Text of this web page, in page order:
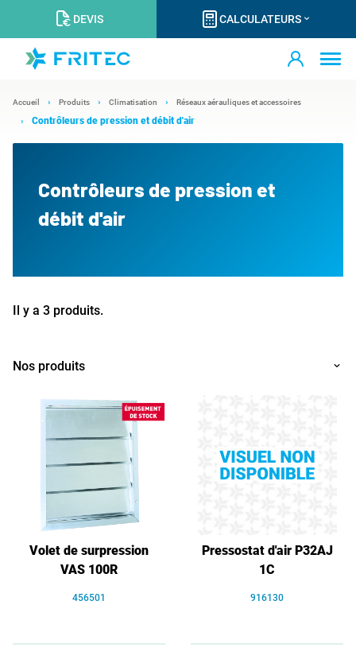
DEVIS CALCULATEURS
Accueil Produits Climatisation Réseaux aérauliques et accessoires
Contrôleurs de pression et débit d'air
Contrôleurs de pression et
débit d'air
Il y a 3 produits.
Nos produits
Volet de surpression
VAS 100R
456501
Pressostat d'air P32AJ
1C
916130